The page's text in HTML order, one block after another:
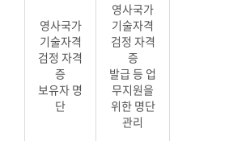
영사국가
기술자격
검정 자격
증
보유자 명
단
영사국가
기술자격
검정 자격
증
발급 등 업
무지원을
위한 명단
관리